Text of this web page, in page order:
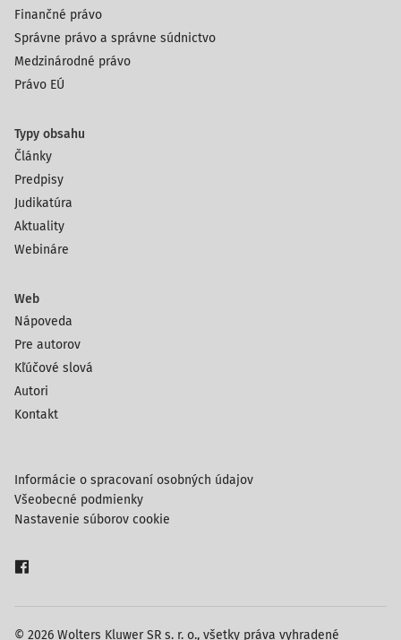
Finančné právo
Správne právo a správne súdnictvo
Medzinárodné právo
Právo EÚ
Typy obsahu
Články
Predpisy
Judikatúra
Aktuality
Webináre
Web
Nápoveda
Pre autorov
Kľúčové slová
Autori
Kontakt
© 2026 Wolters Kluwer SR s. r. o., všetky práva vyhradené
Informácie o spracovaní osobných údajov
Všeobecné podmienky
Nastavenie súborov cookie